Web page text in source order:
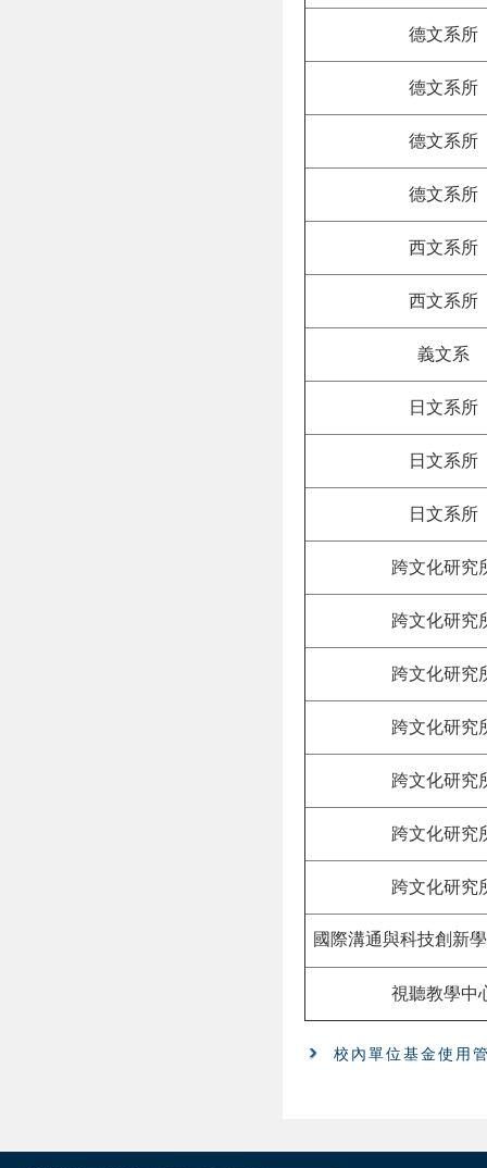
德文系所
德文系所
德文系所
德文系所
西文系所
西文系所
義文系
日文系所
日文系所
日文系所
跨文化研究
跨文化研究
跨文化研究
跨文化研究
跨文化研究
跨文化研究
跨文化研究
國際溝通與科技創新
視聽教學中
校內單位基金使用